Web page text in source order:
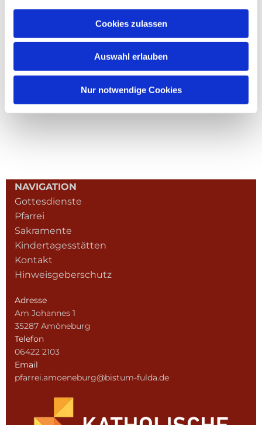
Cookies zulassen
Auswahl erlauben
Nur notwendige Cookies
NAVIGATION
Gottesdienste
Pfarrei
Sakramente
Kindertagesstätten
Kontakt
Hinweisgeberschutz
Adresse
Am Johannes 1
35287 Amöneburg
Telefon
06422 2103
Email
pfarrei.amoeneburg@bistum-fulda.de